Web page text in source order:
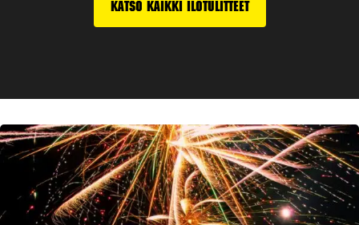
Katso kaikki ilotulitteet